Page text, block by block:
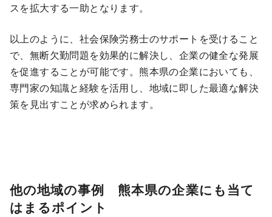
スを拡大する一助となります。
以上のように、社会保険労務士のサポートを受けること
で、無断欠勤問題を効果的に解決し、企業の健全な発展
を促進することが可能です。熊本県の企業においても、
専門家の知識と経験を活用し、地域に即した最適な解決
策を見出すことが求められます。
他の地域の事例 熊本県の企業にも当て
はまるポイント